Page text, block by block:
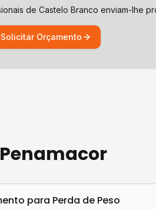
de Castelo Branco enviam-lhe
Solicitar Orçamento
Penamacor
para Perda de Peso